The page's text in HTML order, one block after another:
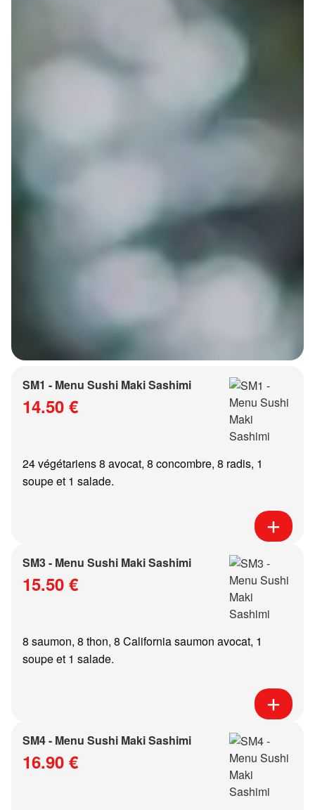
SM1 - Menu Sushi Maki Sashimi
14.50 €
24 végétariens 8 avocat, 8 concombre, 8 radis, 1
soupe et 1 salade.
SM3 - Menu Sushi Maki Sashimi
15.50 €
8 saumon, 8 thon, 8 California saumon avocat, 1
soupe et 1 salade.
SM4 - Menu Sushi Maki Sashimi
16.90 €